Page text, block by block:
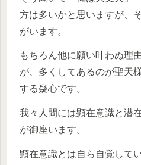
方は多いかと思いますが、
がいます。
もちろん他に願い叶わぬ理
が、多くしてあるのが聖天
する疑心です。
我々人間には顕在意識と潜
が御座います。
顕在意識とは自ら自覚して